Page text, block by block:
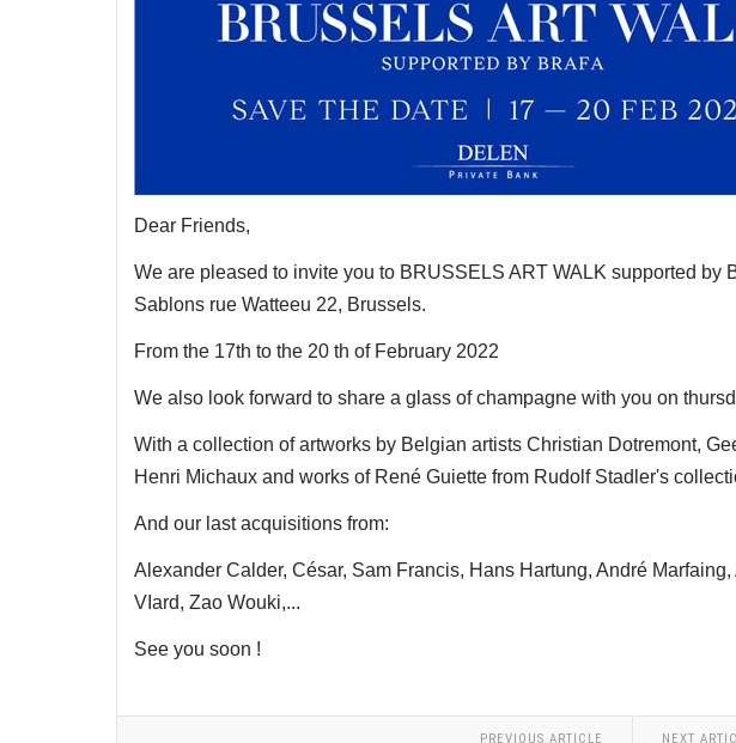
Dear Friends,
We are pleased to invite you to BRUSSELS ART WALK supported by
Sablons rue Watteeu 22, Brussels.
From the 17th to the 20 th of February 2022
We also look forward to share a glass of champagne with you on
With a collection of artworks by Belgian artists Christian Dotremont,
Henri Michaux and works of René Guiette from Rudolf Stadler's
And our last acquisitions from:
Alexander Calder, César, Sam Francis, Hans Hartung, André
VIard, Zao Wouki,...
See you soon !
PREVIOUS ARTICLE NEXT